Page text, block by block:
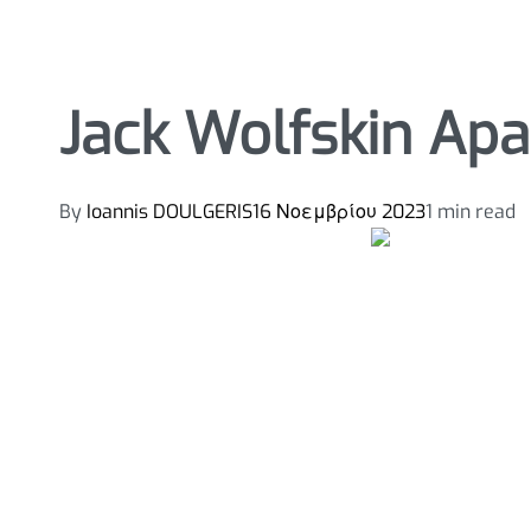
Jack Wolfskin
By Ioannis DOULGERIS16 Νοεμβρίου 20231 min read